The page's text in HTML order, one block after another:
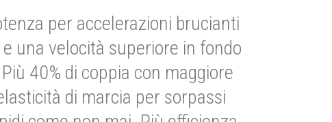
per accelerazioni brucianti
una velocità superiore in fondo
40% di coppia con maggiore
di marcia per sorpassi